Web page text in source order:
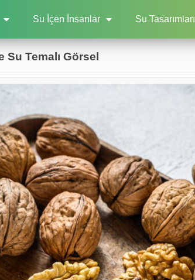
Su İçen İnsanlar Su Tasarımları
Temalı Görsel